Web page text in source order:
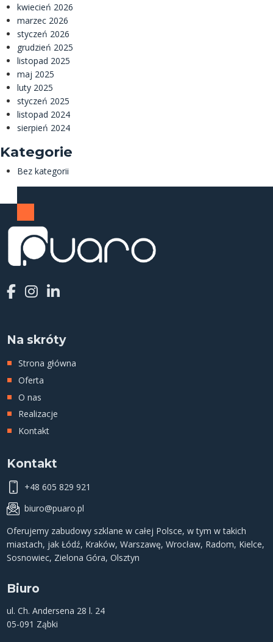
kwiecień 2026
marzec 2026
styczeń 2026
grudzień 2025
listopad 2025
maj 2025
luty 2025
styczeń 2025
listopad 2024
sierpień 2024
Kategorie
Bez kategorii
Na skróty
Strona główna
Oferta
O nas
Realizacje
Kontakt
Kontakt
+48 605 829 921
biuro@puaro.pl
Oferujemy zabudowy szklane w całej Polsce, w tym w takich
miastach, jak Łódź, Kraków, Warszawę, Wrocław, Radom, Kielce,
Sosnowiec, Zielona Góra, Olsztyn
Biuro
ul. Ch. Andersena 28 l. 24
05-091 Ząbki